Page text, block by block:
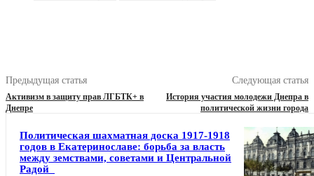
Предыдущая статья
Активизм в защиту прав ЛГБТК+ в
Днепре
Следующая статья
История участия молодежи Днепра в
политической жизни города
Политическая шахматная доска 1917-1918
годов в Екатеринославе: борьба за власть
между земствами, советами и Центральной
Радой